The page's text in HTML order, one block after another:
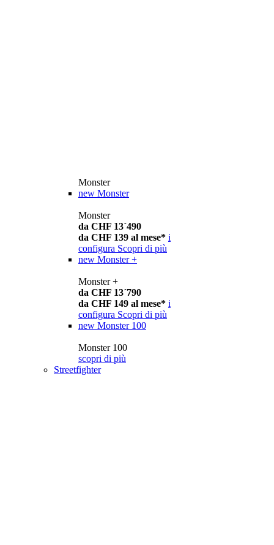
Monster
new Monster
Monster
da CHF 13´490
da CHF 139 al mese* i
configura Scopri di più
new Monster +
Monster +
da CHF 13´790
da CHF 149 al mese* i
configura Scopri di più
new Monster 100
Monster 100
scopri di più
Streetfighter